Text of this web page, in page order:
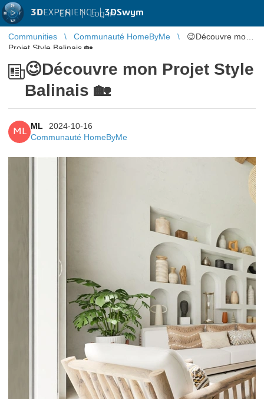
3DEXPERIENCE |3DSwym
EN | Log in
Communities Communauté HomeByMe
😉Découvre mon
Projet Style Balinais 🏡
😉Découvre mon Projet Style
Balinais 🏡
ML
ML
2024-10-16
Communauté HomeByMe